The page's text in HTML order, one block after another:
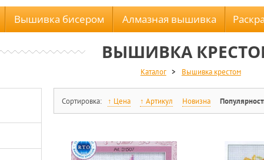
Вышивка бисером Алмазная вышивка
ВЫШИВКА
Каталог > Вышивка крестом
Сортировка: Цена Артикул Новизна